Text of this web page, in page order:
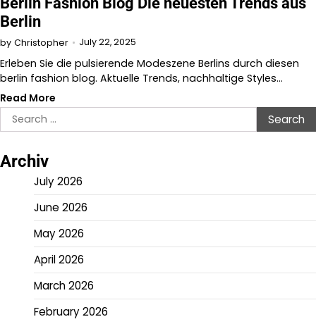
Berlin
by Christopher July 22, 2025
Erleben Sie die pulsierende Modeszene Berlins durch diesen
berlin fashion blog. Aktuelle Trends, nachhaltige Styles…
Read More
Search
for:
Archiv
July 2026
June 2026
May 2026
April 2026
March 2026
February 2026